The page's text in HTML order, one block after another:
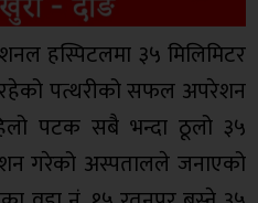
हस्पिटलमा ३५ मिलिमिटर
रहेको पत्थरीको सफल अपरेशन
पटक सबै भन्दा ठूलो ३५
गरेको अस्पतालले जनाएको